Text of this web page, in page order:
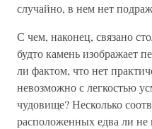
случайно, в нем нет
С чем, наконец, связано
будто камень изображает
ли фактом, что нет
невозможно с легкостью
чудовище? Несколько
расположенных едва ли не